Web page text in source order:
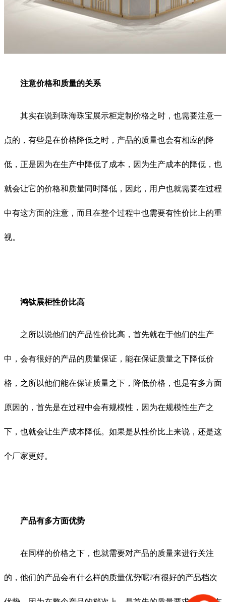
注意价格和质量的关系
其实在说到珠海珠宝展示柜定制价格之时，也需要注意一
点的，有些是在价格降低之时，产品的质量也会有相应的降
低，正是因为在生产中降低了成本，因为生产成本的降低，也
就会让它的价格和质量同时降低，因此，用户也就需要在过程
中有这方面的注意，而且在整个过程中也需要有性价比上的重
视。
鸿钛展柜性价比高
之所以说他们的产品性价比高，首先就在于他们的生产
中，会有很好的产品的质量保证，能在保证质量之下降低价
格，之所以他们能在保证质量之下，降低价格，也是有多方面
原因的，首先是在过程中会有规模性，因为在规模性生产之
下，也就会让生产成本降低。如果是从性价比上来说，还是这
个厂家更好。
产品有多方面优势
在同样的价格之下，也就需要对产品的质量来进行关注
的，他们的产品会有什么样的质量优势呢?有很好的产品档次